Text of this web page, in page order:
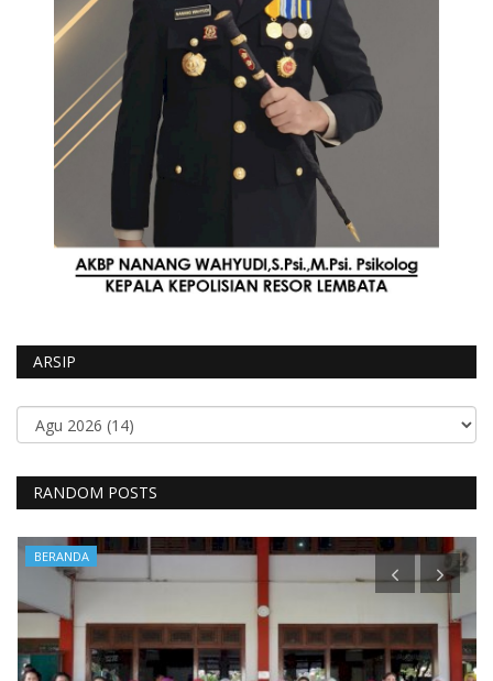
ARSIP
RANDOM POSTS
BERANDA